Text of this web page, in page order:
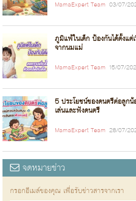
MamaExpert Team 03/07/
ภูมิแพ้ในเด็ก ป้องกันได้ตั้งแต่
จากนมแม่
MamaExpert Team 15/07/
5 ประโยชน์ของดนตรีต่อลู
เล่นและฟังดนตรี
MamaExpert Team 28/07/
จดหมายข่าว
กรอกอีเมล์ของคุณ เพื่อรับข่าวสารจากเรา